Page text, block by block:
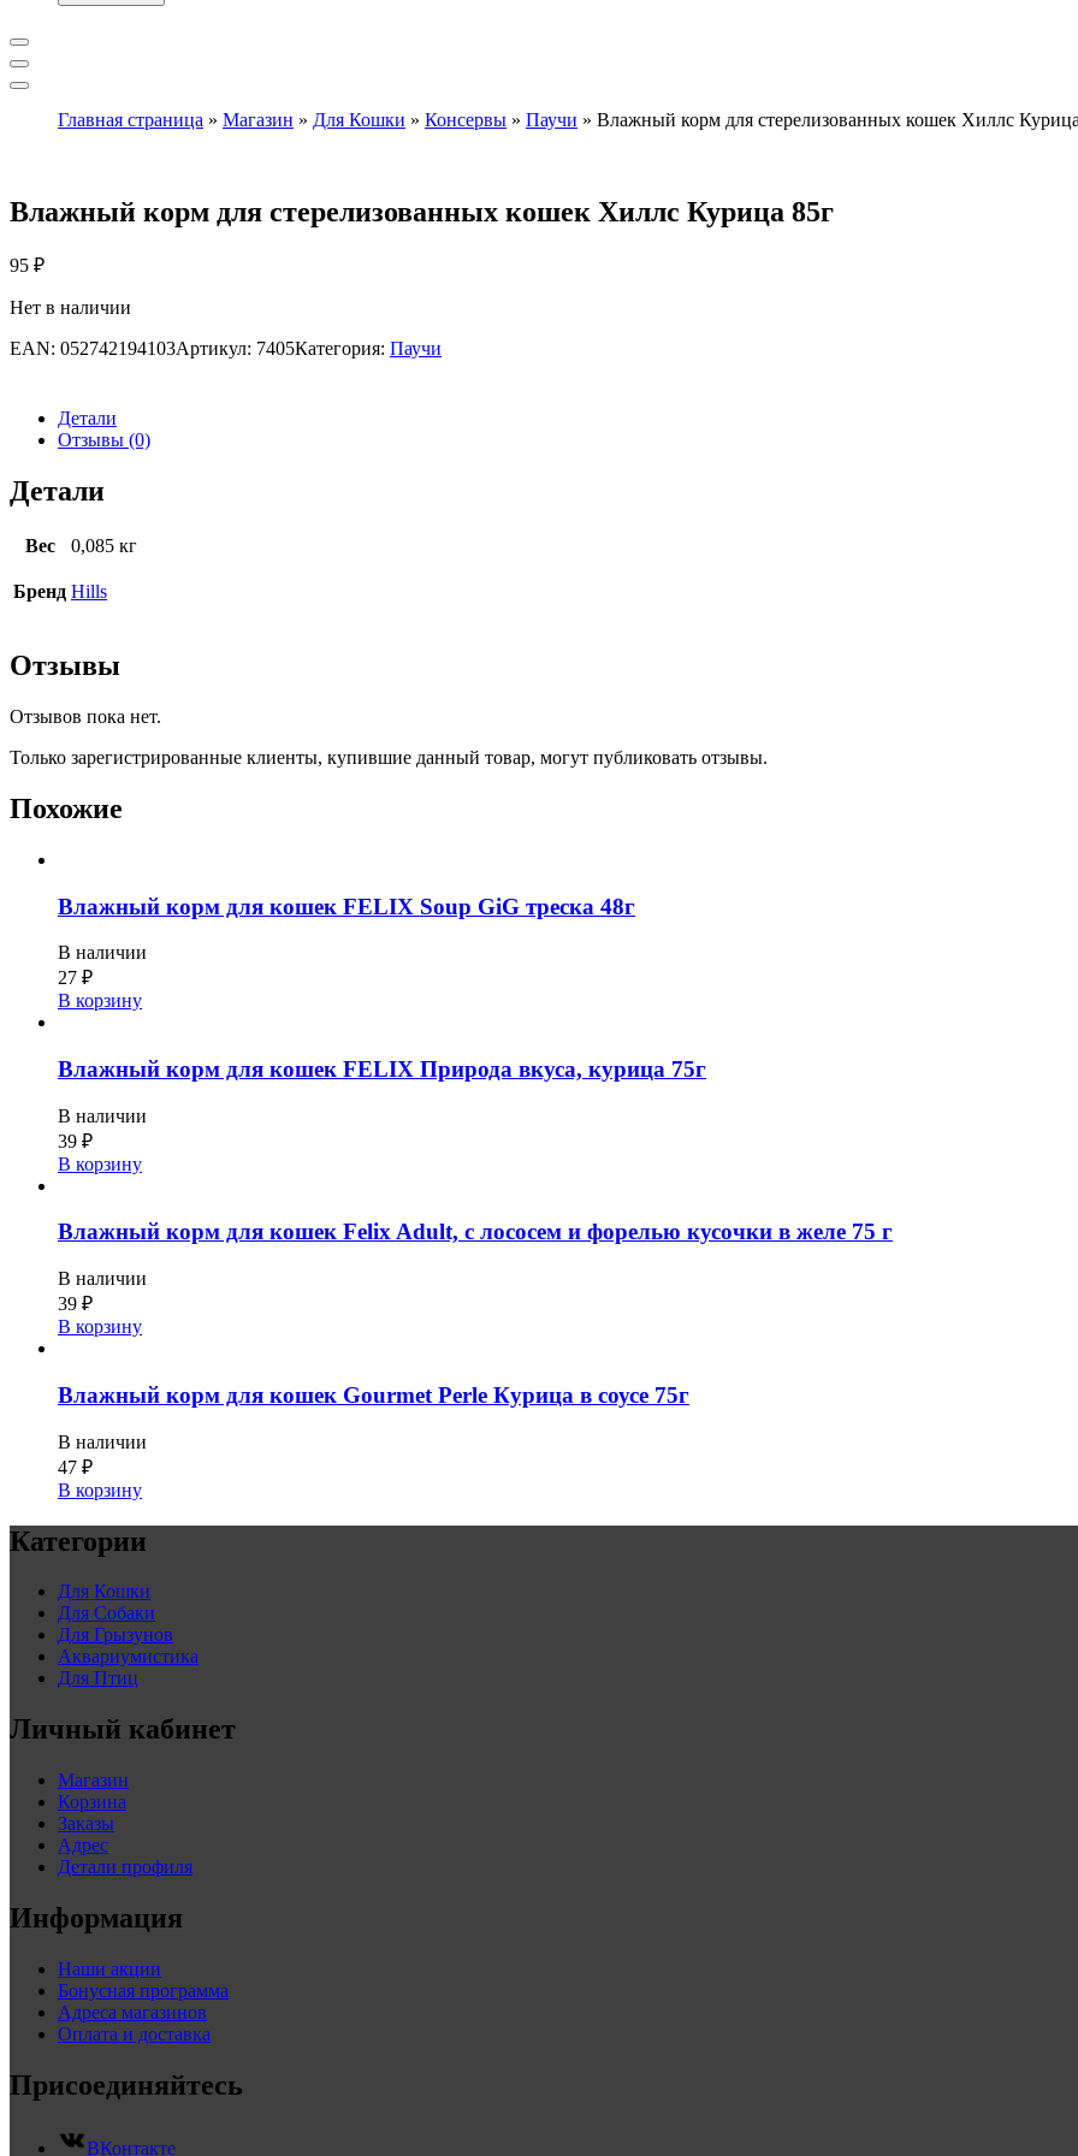
Главная страница » Магазин » Для Кошки » Консервы » Паучи » Влажный корм для стерелизованных кошек Хиллс
Влажный корм для стерелизованных кошек Хиллс Курица 85г
95 ₽
Нет в наличии
EAN: 052742194103Артикул: 7405Категория: Паучи
Детали
Отзывы (0)
Детали
Вес 0,085 кг
Бренд Hills
Отзывы
Отзывов пока нет.
Только зарегистрированные клиенты, купившие данный товар, могут публиковать отзывы.
Похожие
Влажный корм для кошек FELIX Soup GiG треска 48г
В наличии
27 ₽
В корзину
Влажный корм для кошек FELIX Природа вкуса, курица 75г
В наличии
39 ₽
В корзину
Влажный корм для кошек Felix Adult, с лососем и форелью кусочки в желе 75 г
В наличии
39 ₽
В корзину
Влажный корм для кошек Gourmet Perle Курица в соусе 75г
В наличии
47 ₽
В корзину
Категории
Для Кошки
Для Собаки
Для Грызунов
Аквариумистика
Для Птиц
Личный кабинет
Магазин
Корзина
Заказы
Адрес
Детали профиля
Информация
Наши акции
Бонусная программа
Адреса магазинов
Оплата и доставка
Присоединяйтесь
ВКонтакте